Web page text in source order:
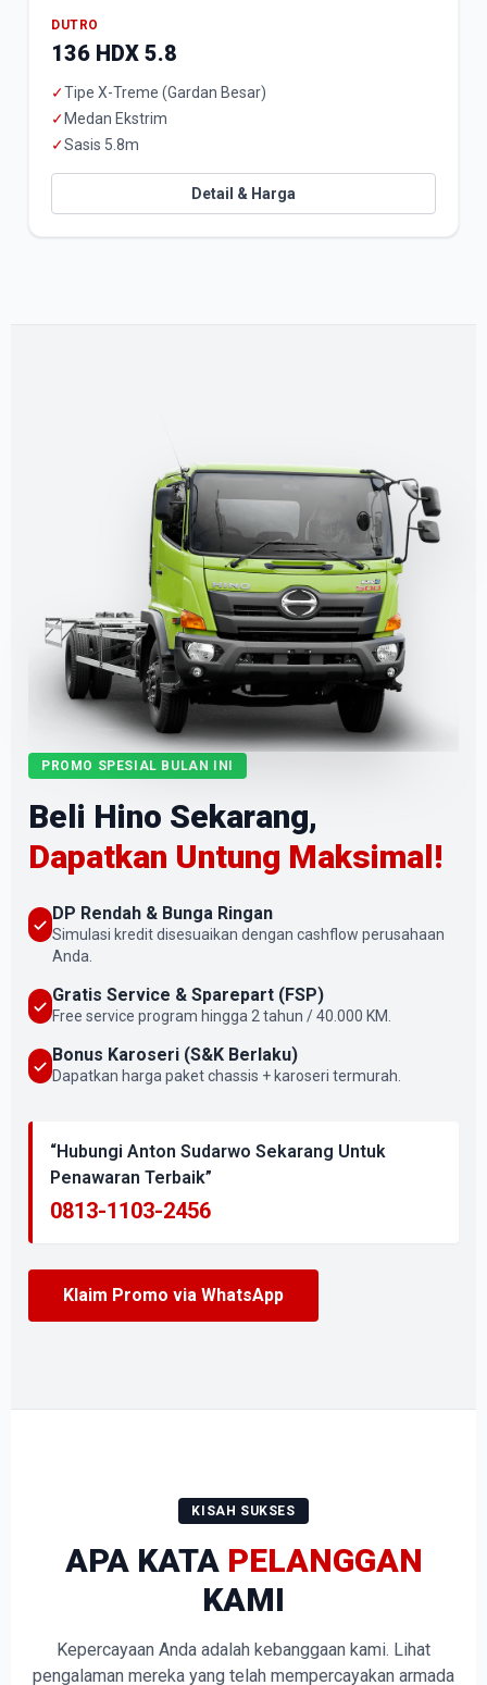
DUTRO
136 HDX 5.8
✓Tipe X-Treme (Gardan Besar)
✓ Medan Ekstrim
✓Sasis 5.8m
Detail & Harga
PROMO SPESIAL BULAN INI
Beli Hino Sekarang,
Dapatkan Untung Maksimal!
DP Rendah & Bunga Ringan
Simulasi kredit disesuaikan dengan cashflow perusahaan
Anda.
Gratis Service & Sparepart (FSP)
Free service program hingga 2 tahun / 40.000 KM.
Bonus Karoseri (S&K Berlaku)
Dapatkan harga paket chassis + karoseri termurah.
“Hubungi Anton Sudarwo Sekarang Untuk
Penawaran Terbaik”
0813-1103-2456
Klaim Promo via WhatsApp
KISAH SUKSES
APA KATA PELANGGAN
KAMI
Kepercayaan Anda adalah kebanggaan kami. Lihat
pengalaman mereka yang telah mempercayakan armada